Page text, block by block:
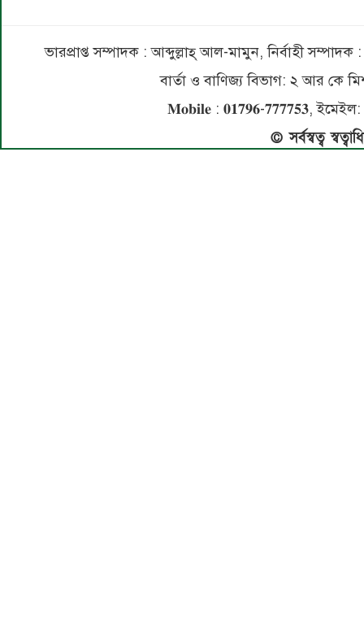
ভারপ্রাপ্ত সম্পাদক : আব্দুল্লাহ্ আল-মামুন, নির্বাহী
বার্তা ও বাণিজ্য বিভাগ: ২ আর কে
𝐌𝐨𝐛𝐢𝐥𝐞 : 𝟎𝟏𝟕𝟗𝟔-𝟕𝟕𝟕𝟕𝟓𝟑,
© সর্বস্বত্ব